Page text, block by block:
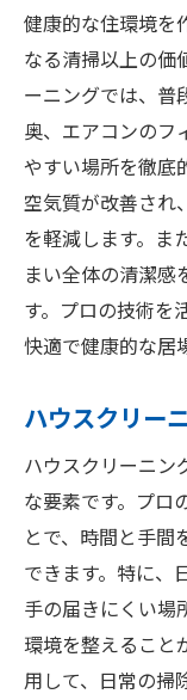
健康的な住環境を
なる清掃以上の価
ーニングでは、普
奥、エアコンのフ
やすい場所を徹底
空気質が改善され
を軽減します。ま
まい全体の清潔感
す。プロの技術を
快適で健康的な居
ハウスクリー
ハウスクリーニン
な要素です。プロ
とで、時間と手
できます。特に、
手の届きにくい場
環境を整えること
用して、日常の掃